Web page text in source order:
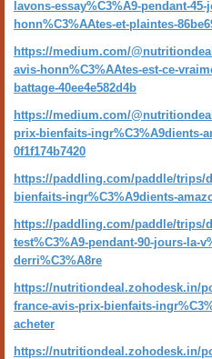
lavons-essay%C3%A9-pendant-
honn%C3%AAtes-et-plaintes-
https://medium.com/
avis-honn%C3%AAtes-est-ce-
battage-40ee4e582d4b
https://medium.com/
prix-bienfaits-ingr%C3%A9dients-
0f1f174b7420
https://paddling.com/paddle/trips/
bienfaits-ingr%C3%A9dients-
https://paddling.com/paddle/trips/
test%C3%A9-pendant-90-jours-la-
derri%C3%A8re
https://nutritiondeal.zohodesk.in/
france-avis-prix-bienfaits-
acheter
https://nutritiondeal.zohodesk.in/